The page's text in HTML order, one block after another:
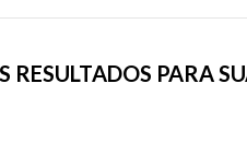
RESULTADOS PARA